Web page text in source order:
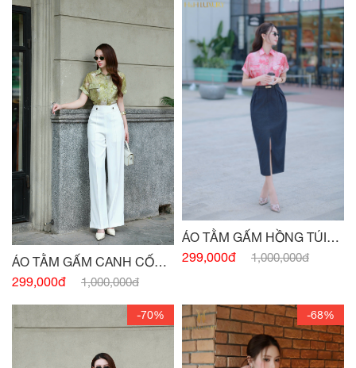
ÁO TẰM GẤM CANH CỐM
TÚI NGỰC
299,000đ 1,000,000đ
ÁO TẰM GẤM HỒNG TÚI
NGỰC
299,000đ 1,000,000đ
-70% -68%